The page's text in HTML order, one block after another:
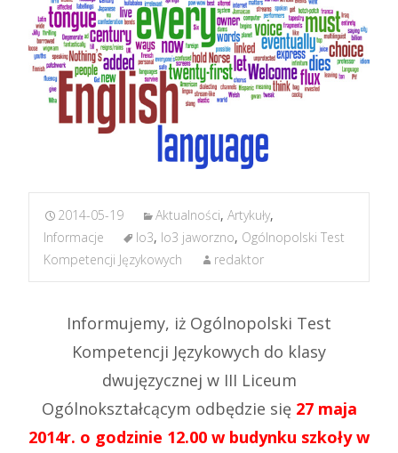
2014-05-19 Aktualności, Artykuły,
Informacje
lo3, lo3 jaworzno, Ogólnopolski Test
Kompetencji Językowych
redaktor
Informujemy, iż Ogólnopolski Test
Kompetencji Językowych do klasy
dwujęzycznej w III Liceum
Ogólnokształcącym odbędzie się 27 maja
2014r. o godzinie 12.00 w budynku szkoły w